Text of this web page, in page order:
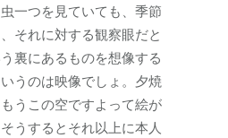
一つを見ていても、季節
それに対する観察眼だと
裏にあるものを想像する
うのは映像でしょ。夕焼
うこの空ですよって絵が
うするとそれ以上に本人